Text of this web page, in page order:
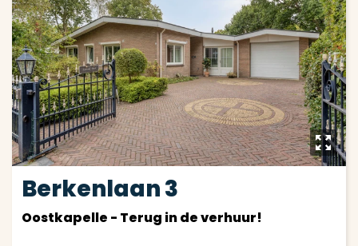
y
Berkenlaan 3
Oostkapelle - Terug in de verhuur!